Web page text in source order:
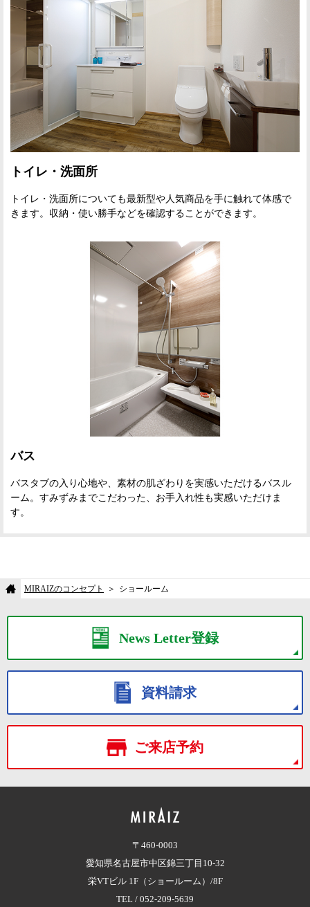
トイレ・洗面所
トイレ・洗面所についても最新型や人気商品を手に触れて体感で
きます。収納・使い勝手などを確認することができます。
バス
バスタブの入り心地や、素材の肌ざわりを実感いただけるバスル
ーム。すみずみまでこだわった、お手入れ性も実感いただけま
す。
MIRAIZのコンセプト ショールーム
News Letter登録
資料請求
ご来店予約
〒460-0003
愛知県名古屋市中区錦三丁目10-32
栄VTビル 1F（ショールーム）/8F
TEL / 052-209-5639